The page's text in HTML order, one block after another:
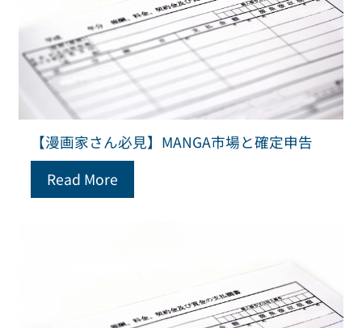
【漫画家さん必見】MANGA市場と確定申告
Read More